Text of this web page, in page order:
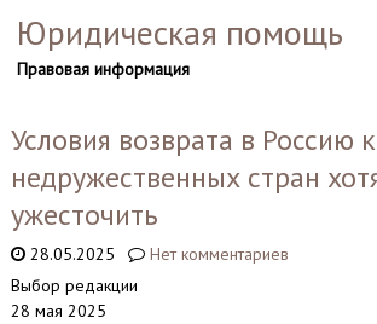
Юридическая помощь
Правовая информация
Условия возврата в Россию
недружественных стран
ужесточить
28.05.2025
Нет комментариев
Выбор редакции
28 мая 2025